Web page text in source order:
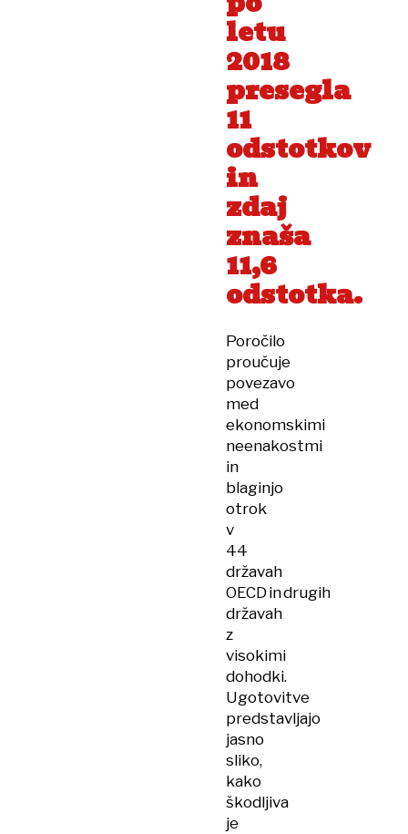
letu
2018
presegla
11
odstotkov
in
zdaj
znaša
11,6
odstotka.
Poročilo
proučuje
povezavo
med
ekonomskimi
neenakostmi
in
blaginjo
otrok
v
44
državah
OECD in drugih
državah
z
visokimi
dohodki.
Ugotovitve
predstavljajo
jasno
sliko,
kako
škodljiva
je